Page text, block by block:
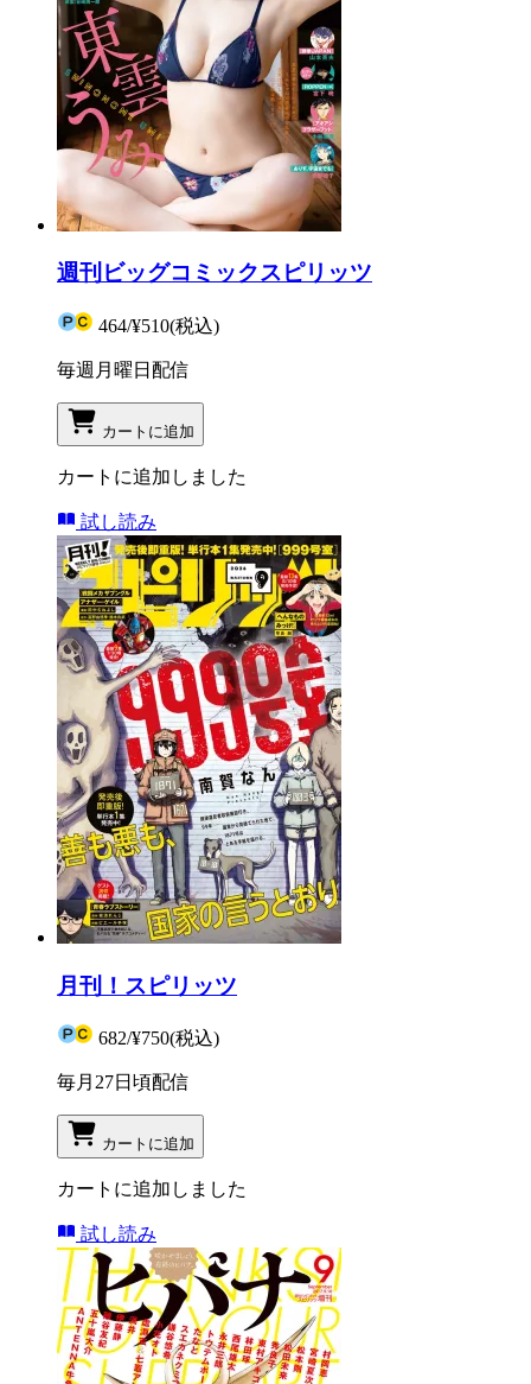
週刊ビッグコミックスピリッツ
464/¥510(税込)
毎週月曜日配信
カートに追加
カートに追加しました
試し読み
月刊！スピリッツ
682/¥750(税込)
毎月27日頃配信
カートに追加
カートに追加しました
試し読み